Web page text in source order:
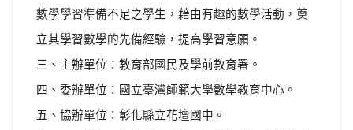
數學學習準備不足之學生，藉由有趣的數學活動，奠
立其學習數學的先備經驗，提高學習意願。
三、主辦單位：教育部國民及學前教育署。
四、委辦單位：國立臺灣師範大學數學教育中心。
五、協辦單位：彰化縣立花壇國中。